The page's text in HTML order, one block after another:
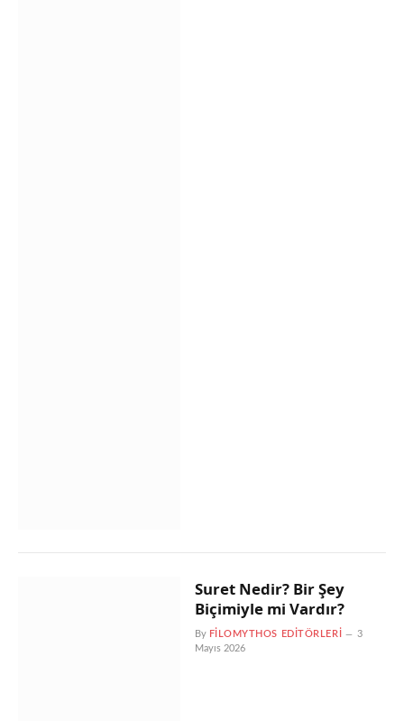
Suret Nedir? Bir Şey
Biçimiyle mi Vardır?
By FILOMYTHOS EDITÖRLERI
3
Mayıs 2026